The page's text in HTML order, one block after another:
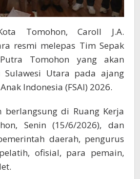
Tomohon, Caroll J.A.
resmi melepas Tim Sepak
Tomohon yang akan
Sulawesi Utara pada ajang
Indonesia (FSAI) 2026.
berlangsung di Ruang Kerja
Senin (15/6/2026), dan
daerah, pengurus
ofisial, para pemain,